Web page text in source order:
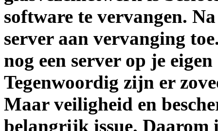
software te vervangen.
server aan vervanging
nog een server op je
Tegenwoordig zijn er
Maar veiligheid en
belangrijk issue. Daarom